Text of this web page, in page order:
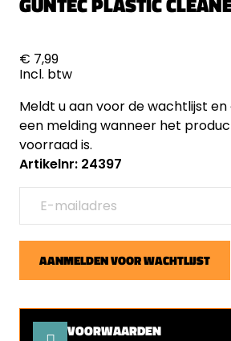
€ 7,99
Incl. btw
Meldt u aan voor de wachtlijst
een melding wanneer het
voorraad is.
Artikelnr: 24397
AANMELDEN VOOR WACHTLIJST
VOORWAARDEN